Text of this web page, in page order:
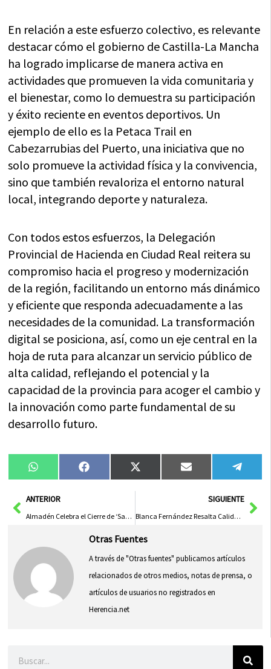
En relación a este esfuerzo colectivo, es relevante
destacar cómo el gobierno de Castilla-La Mancha
ha logrado implicarse de manera activa en
actividades que promueven la vida comunitaria y
el bienestar, como lo demuestra su participación
y éxito reciente en eventos deportivos. Un
ejemplo de ello es la Petaca Trail en
Cabezarrubias del Puerto, una iniciativa que no
solo promueve la actividad física y la convivencia,
sino que también revaloriza el entorno natural
local, integrando deporte y naturaleza.
Con todos estos esfuerzos, la Delegación
Provincial de Hacienda en Ciudad Real reitera su
compromiso hacia el progreso y modernización
de la región, facilitando un entorno más dinámico
y eficiente que responda adecuadamente a las
necesidades de la comunidad. La transformación
digital se posiciona, así, como un eje central en la
hoja de ruta para alcanzar un servicio público de
alta calidad, reflejando el potencial y la
capacidad de la provincia para acoger el cambio y
la innovación como parte fundamental de su
desarrollo futuro.
Compartir
en
WhatsAppCompartir
en
FacebookCompartir
en
X
(Twitter)
Compartir
en
Email
en
AntANTERIOR
Almadén Celebra el Cierre de ‘Sabores del Geoparque’ Destacando la Riqueza Volcánica y Local
SIGUIENTE
Blanca Fernández Resalta Calidad y Justicia Social de Vivienda para Mayores en El Torno Rural
Otras Fuentes
A través de "Otras fuentes" publicamos artículos
relacionados de otros medios, notas de prensa, o
artículos de usuarios no registrados en
Herencia.net